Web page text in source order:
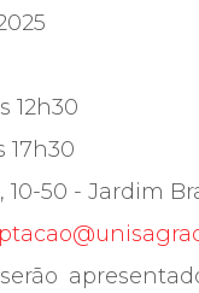
12h30
17h30
50 - Jardim